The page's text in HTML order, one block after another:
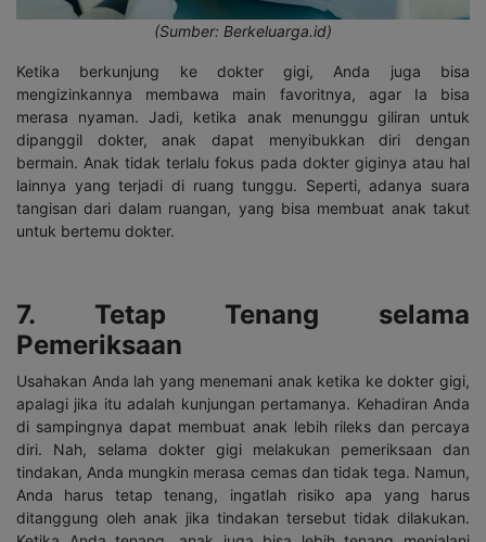
(Sumber: Berkeluarga.id)
Ketika berkunjung ke dokter gigi, Anda juga bisa
mengizinkannya membawa main favoritnya, agar Ia bisa
merasa nyaman. Jadi, ketika anak menunggu giliran untuk
dipanggil dokter, anak dapat menyibukkan diri dengan
bermain. Anak tidak terlalu fokus pada dokter giginya atau hal
lainnya yang terjadi di ruang tunggu. Seperti, adanya suara
tangisan dari dalam ruangan, yang bisa membuat anak takut
untuk bertemu dokter.
7. Tetap Tenang selama
Pemeriksaan
Usahakan Anda lah yang menemani anak ketika ke dokter gigi,
apalagi jika itu adalah kunjungan pertamanya. Kehadiran Anda
di sampingnya dapat membuat anak lebih rileks dan percaya
diri. Nah, selama dokter gigi melakukan pemeriksaan dan
tindakan, Anda mungkin merasa cemas dan tidak tega. Namun,
Anda harus tetap tenang, ingatlah risiko apa yang harus
ditanggung oleh anak jika tindakan tersebut tidak dilakukan.